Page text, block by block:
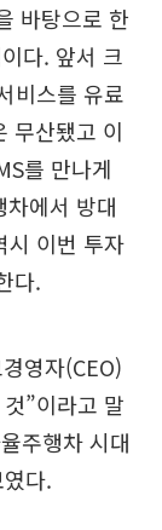
바탕으로 한
다. 앞서 크
비스를 유료
무산됐고 이
를 만나게
에서 방대
시 이번 투자
다.
영자(CEO)
”이라고 말
주행차 시대
다.